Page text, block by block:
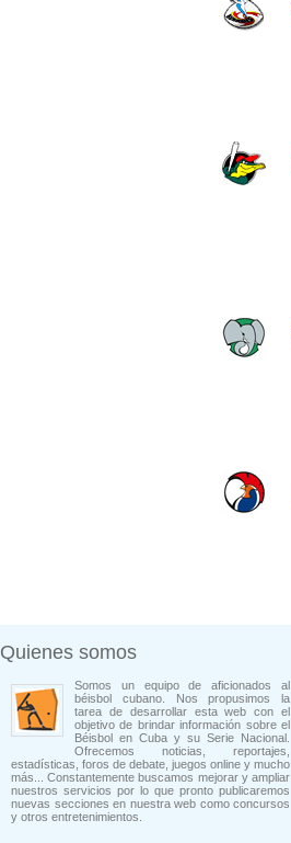
Quienes somos
Somos un equipo de aficionados al
béisbol cubano. Nos propusimos la
tarea de desarrollar esta web con el
objetivo de brindar información sobre el
Béisbol en Cuba y su Serie Nacional.
Ofrecemos noticias, reportajes,
estadísticas, foros de debate, juegos online y mucho
más... Constantemente buscamos mejorar y ampliar
nuestros servicios por lo que pronto publicaremos
nuevas secciones en nuestra web como concursos
y otros entretenimientos.